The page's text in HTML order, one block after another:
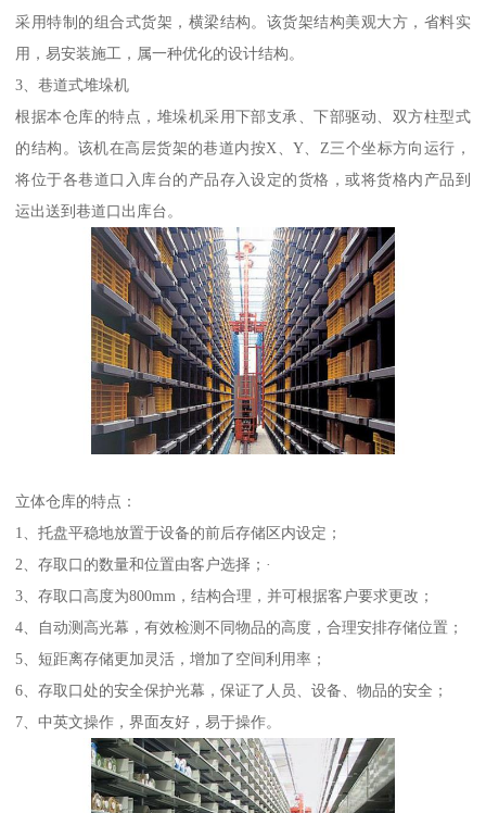
采用特制的组合式货架，横梁结构。该货架结构美观大方，省料实
用，易安装施工，属一种优化的设计结构。
3、巷道式堆垛机
根据本仓库的特点，堆垛机采用下部支承、下部驱动、双方柱型式
的结构。该机在高层货架的巷道内按X、Y、Z三个坐标方向运行，
将位于各巷道口入库台的产品存入设定的货格，或将货格内产品到
运出送到巷道口出库台。
立体仓库的特点：
1、托盘平稳地放置于设备的前后存储区内设定；
2、存取口的数量和位置由客户选择；·
3、存取口高度为800mm，结构合理，并可根据客户要求更改；
4、自动测高光幕，有效检测不同物品的高度，合理安排存储位置；
5、短距离存储更加灵活，增加了空间利用率；
6、存取口处的安全保护光幕，保证了人员、设备、物品的安全；
7、中英文操作，界面友好，易于操作。